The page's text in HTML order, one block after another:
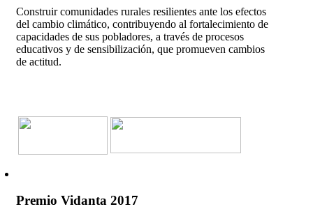
Construir comunidades rurales resilientes ante los efectos
del cambio climático, contribuyendo al fortalecimiento de
capacidades de sus pobladores, a través de procesos
educativos y de sensibilización, que promueven cambios
de actitud.
Premio Vidanta 2017